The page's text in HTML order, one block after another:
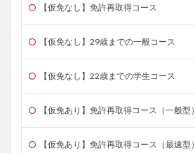
【仮免なし】免許再取得コース
【仮免なし】29歳までの一般コース
【仮免なし】22歳までの学生コース
【仮免あり】免許再取得コース（一般型）
【仮免あり】免許再取得コース（最速型）